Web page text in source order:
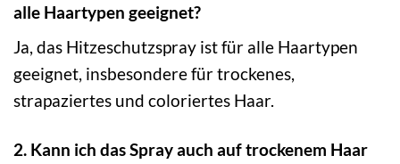
alle Haartypen geeignet?
Ja, das Hitzeschutzspray ist für alle Haartypen
geeignet, insbesondere für trockenes,
strapaziertes und coloriertes Haar.
2. Kann ich das Spray auch auf trockenem Haar